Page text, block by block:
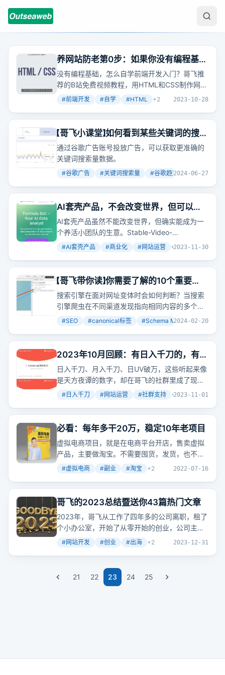
养网站防老第0步：如果你没有编程基
础，如果你不会前端开发，那么推荐跟
着这个免费视频教程学习
没有编程基础，怎么自学前端开发入门？哥飞推
荐的B站免费视频教程，用HTML和CSS制作网
页，无需一开始就学习Vue或React。
#前端开发 #自学 #HTML +2 2023-10-28
【哥飞小课堂】如何看到某些关键词的搜索
量？
通过谷歌广告账号投放广告，可以获取更准确的
关键词搜索量数据。
#谷歌广告 #关键词搜索量 #谷歌趋势 +2
2024-06-27
AI套壳产品，不会改变世界，但可以成
为一个生意，养活一个小团队
AI套壳产品虽然不能改变世界，但确实能成为一
个养活小团队的生意。Stable-Video-
Diffusion.com通过AI模型将图片转成视频，而
如何从小规模起步，通过AI技术实现商业化。
#AI套壳产品 #商业化 #网站运营 +2
2023-11-30
【哥飞带你读】你需要了解的10个重要
SEO元标签（下）
搜索引擎在面对网址变体时会如何判断？当搜索
引擎爬虫在不同渠道发现指向相同内容的多个链
接时，它们可能会认为存在重复网页。为了避免
哪个是规范网址，从而避免内容重复问题，确保
所有外部链接的权重都汇聚到一个规范网址上，
提升网站排名。
#SEO #canonical标签 #Schema Markup + 2
2024-02-20
2023年10月回顾：有日入千刀的，有月
入千刀的，也有日UV破万的，还有才上
第一个网站的，大家都是好样的
日入千刀、月入千刀、日UV破万，这些听起来像
是天方夜谭的数字，却在哥飞的社群里成了现
实。
# 日入千刀 #网站运营 #社群支持 +2
2023-11-01
必看：每年多干20万，稳定10年老项目
虚拟电商项目，就是在电商平台开店，售卖虚拟
产品，主要做淘宝。不需要囤货，发货，也不需
要物流，一本万利，前期发布产品，后期属于半
#虚拟电商 #副业 #淘宝 +2 2022-07-16
哥飞的2023总结暨送你43篇热门文章
2023年，哥飞从工作了四年多的公司离职，租了
个小办公室，开始了从零开始的创业，公司主要
业务是出海做网站。
#网站开发 #创业 #出海 +2 2023-12-31
21 22 23 24 25